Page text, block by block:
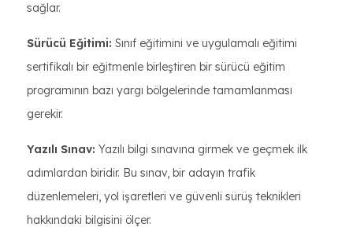
sağlar.
Sürücü Eğitimi: Sınıf eğitimini ve uygulamalı eğitimi
sertifikalı bir eğitmenle birleştiren bir sürücü eğitim
programının bazı yargı bölgelerinde tamamlanması
gerekir.
Yazılı Sınav: Yazılı bilgi sınavına girmek ve geçmek ilk
adımlardan biridir. Bu sınav, bir adayın trafik
düzenlemeleri, yol işaretleri ve güvenli sürüş teknikleri
hakkındaki bilgisini ölçer.